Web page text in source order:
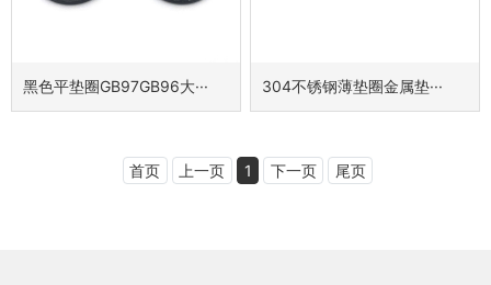
黑色平垫圈GB97GB96大··· 304不锈钢薄垫圈金属垫···
首页 上一页 1 下一页 尾页